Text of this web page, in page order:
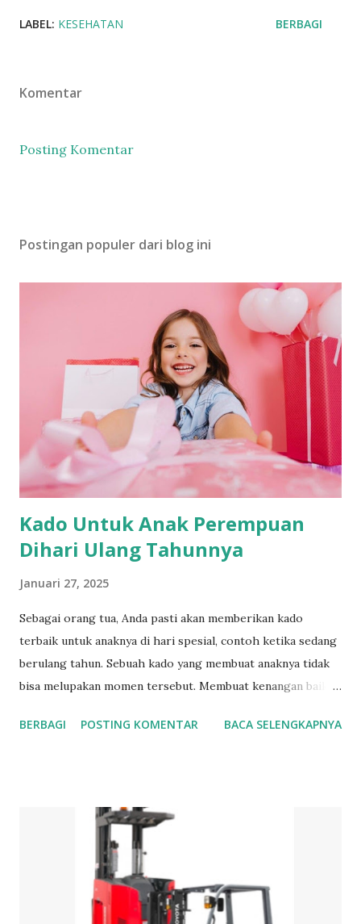
LABEL: KESEHATAN BERBAGI
Komentar
Posting Komentar
Postingan populer dari blog ini
Kado Untuk Anak Perempuan
Dihari Ulang Tahunnya
Januari 27, 2025
Sebagai orang tua, Anda pasti akan memberikan kado
terbaik untuk anaknya di hari spesial, contoh ketika sedang
berulang tahun. Sebuah kado yang membuat anaknya tidak
bisa melupakan momen tersebut. Membuat kenangan baik
menjadi pilihan para orang tua dalam memilih sebagai kado
kepada anak yang berulang tahun 1. Kalung Kalung
merupakan hiasan untuk leher. Meskipun tersembunyi tapi
tetap dapat menghiasi leher kita. Kalung berbentuk tali
yang bersambung pada hiasannya. Pada bagian tali bisa
berupa rantai atau pita yang melingkari leher. Sedangkan
BERBAGI POSTING KOMENTAR BACA SELENGKAPNYA